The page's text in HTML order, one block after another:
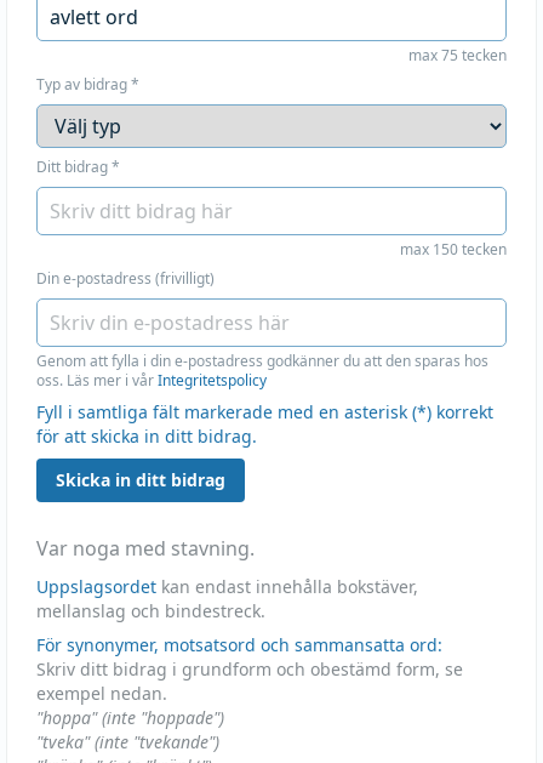
max 75 tecken
Typ av bidrag*
Ditt bidrag*
max 150 tecken
Din e-postadress (frivilligt)
Genom att fylla i din e-postadress godkänner du att den sparas hos
oss. Läs mer i vårIntegritetspolicy
Fyll i samtliga fält markerade med en asterisk (*) korrekt
för att skicka in ditt bidrag.
Skicka in ditt bidrag
Var noga med stavning.
Uppslagsordet kan endast innehålla bokstäver,
mellanslag och bindestreck.
För synonymer, motsatsord och sammansatta ord:
Skriv ditt bidrag i grundform och obestämd form, se
exempel nedan.
"hoppa" (inte "hoppade")
"tveka" (inte "tvekande")